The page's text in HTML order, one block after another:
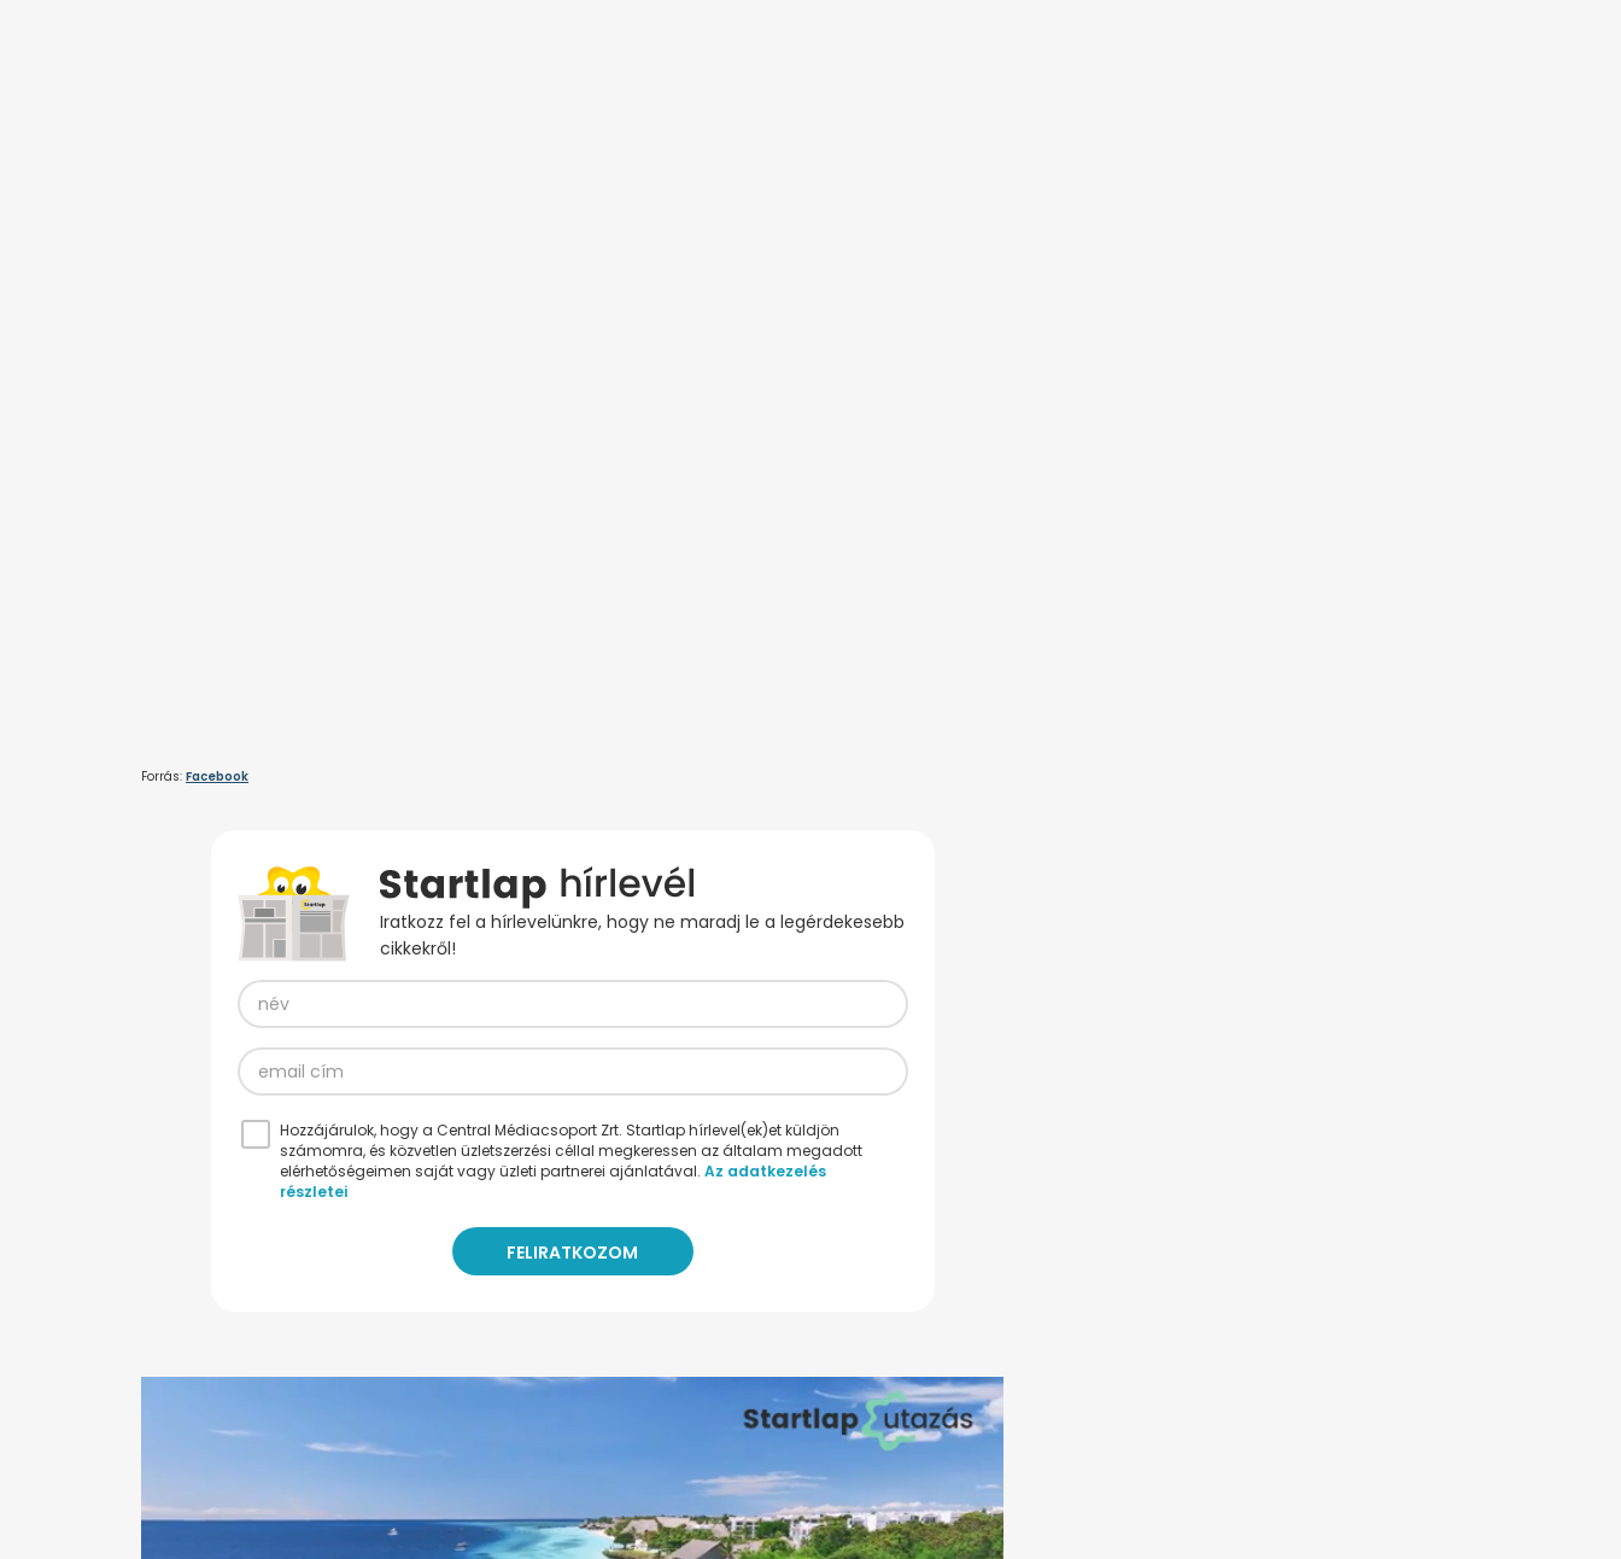
Forrás: Facebook
Iratkozz fel a hírlevelünkre, hogy ne maradj le a legérdekesebb
cikkekről!
Hozzájárulok, hogy a Central Médiacsoport Zrt. Startlap hírlevel(ek)et küldjön
számomra, és közvetlen üzletszerzési céllal megkeressen az általam megadott
elérhetőségeimen saját vagy üzleti partnerei ajánlatával. Az adatkezelés
részletei